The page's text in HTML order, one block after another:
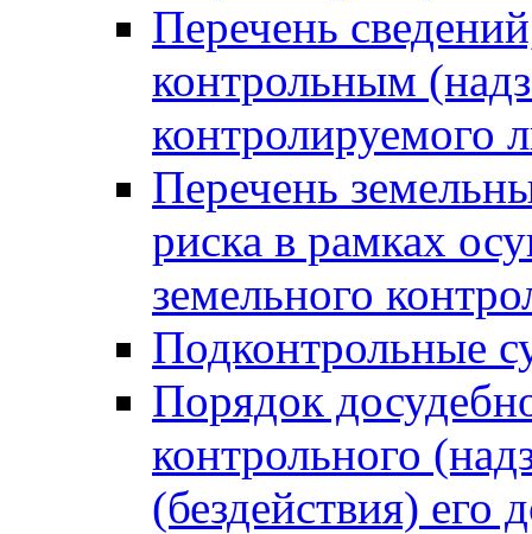
Перечень
контрольным
контролируемого
Перечень
риска в рамках
земельного
Подконтрольные
Порядок
контрольного
(бездействия)